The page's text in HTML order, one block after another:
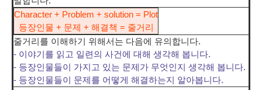
Character + Problem + solution = Plot
등장인물 + 문제 + 해결책 = 줄거리
줄거리를 이해하기 위해서는 다음에 유의합니다.
- 이야기를 읽고 일련의 사건에 대해 생각해 봅니다.
- 등장인물들이 가지고 있는 문제가 무엇인지 생각해 봅니다.
- 등장인물들이 문제를 어떻게 해결하는지 알아봅니다.